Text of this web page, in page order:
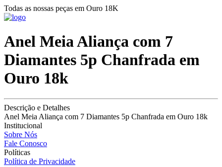
Todas as nossas peças em Ouro 18K
Anel Meia Aliança com 7
Diamantes 5p Chanfrada em
Ouro 18k
Descrição e Detalhes
Anel Meia Aliança com 7 Diamantes 5p Chanfrada em Ouro 18k
Institucional
Sobre Nós
Fale Conosco
Políticas
Política de Privacidade